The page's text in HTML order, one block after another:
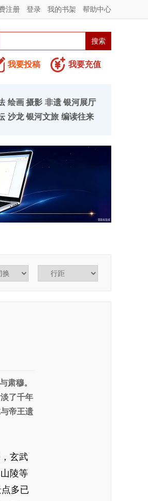
注册 登录 我的书架 帮助中心
我要投稿 我要充值
绘画 摄影 非遗 银河展厅
沙龙 银河文旅 编读往来
肃穆。
了千年
帝王遗
玄武
陵等
多已